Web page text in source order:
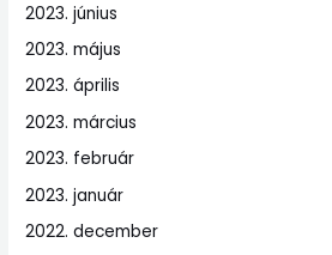
2023. június
2023. május
2023. április
2023. március
2023. február
2023. január
2022. december